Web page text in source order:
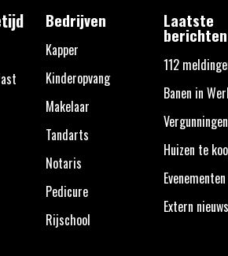
Bedrijven
Kapper
Kinderopvang
Makelaar
Tandarts
Notaris
Pedicure
Rijschool
Laatste
berichten
112
Banen in
Vergunningen
Huizen te
Evenementen
Extern nieuws